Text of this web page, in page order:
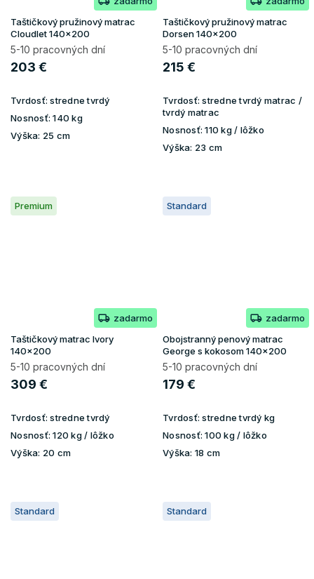
Taštičkový pružinový matrac
Cloudlet 140x200
5-10 pracovných dní
203 €
Tvrdosť: stredne tvrdý
Nosnosť: 140 kg
Výška: 25 cm
Taštičkový pružinový matrac
Dorsen 140x200
5-10 pracovných dní
215 €
Tvrdosť:stredne tvrdý matrac /
tvrdý matrac
Nosnosť: 110 kg / lôžko
Výška: 23 cm
Premium
zadarmo
Taštičkový matrac Ivory
140x200
5-10 pracovných dní
309 €
Tvrdosť: stredne tvrdý
Nosnosť: 120 kg / lôžko
Výška: 20 cm
Standard
zadarmo
Obojstranný penový matrac
George s kokosom 140x200
5-10 pracovných dní
179 €
Tvrdosť: stredne tvrdý kg
Nosnosť: 100 kg / lôžko
Výška: 18 cm
Standard Standard